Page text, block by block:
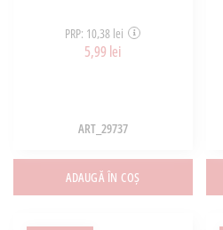
PRP: 10,38 lei
5,99 lei
ART_29737
ADAUGĂ ÎN COȘ